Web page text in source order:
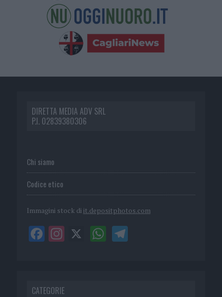
DIRETTA MEDIA ADV SRL
P.I. 02839380306
Chi siamo
Codice etico
Immagini stock di it.depositphotos.com
CATEGORIE